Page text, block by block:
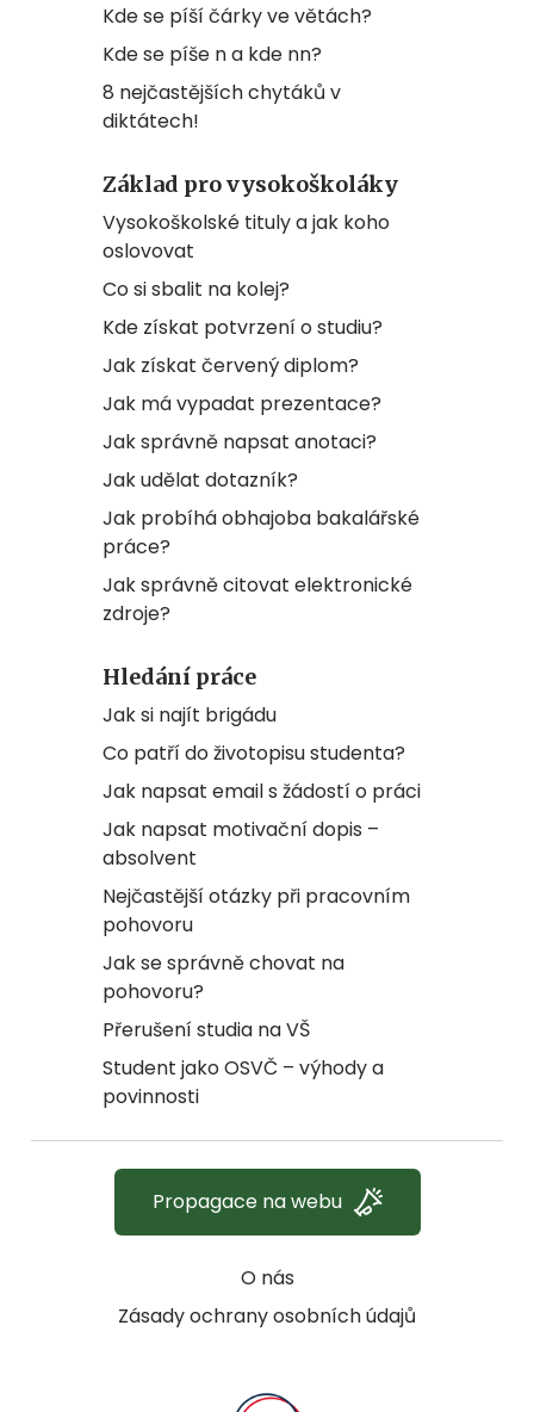
Kde se píší čárky ve větách?
Kde se píše n a kde nn?
8 nejčastějších chytáků v
diktátech!
Základ pro vysokoškoláky
Vysokoškolské tituly a jak koho
oslovovat
Co si sbalit na kolej?
Kde získat potvrzení o studiu?
Jak získat červený diplom?
Jak má vypadat prezentace?
Jak správně napsat anotaci?
Jak udělat dotazník?
Jak probíhá obhajoba bakalářské
práce?
Jak správně citovat elektronické
zdroje?
Hledání práce
Jak si najít brigádu
Co patří do životopisu studenta?
Jak napsat email s žádostí o práci
Jak napsat motivační dopis –
absolvent
Nejčastější otázky při pracovním
pohovoru
Jak se správně chovat na
pohovoru?
Přerušení studia na VŠ
Student jako OSVČ – výhody a
povinnosti
O nás
Zásady ochrany osobních údajů
Propagace na webu